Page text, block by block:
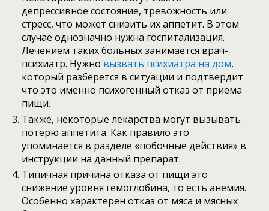
депрессивное состояние, тревожность или
стресс, что может снизить их аппетит. В этом
случае однозначно нужна госпитализация.
Лечением таких больных занимается врач-
психиатр. Нужно вызвать психиатра на дом,
который разберется в ситуации и подтвердит
что это именно психогенный отказ от приема
пищи.
Также, некоторые лекарства могут вызывать
потерю аппетита. Как правило это
упоминается в разделе «побочные действия» в
инструкции на данный препарат.
Типичная причина отказа от пищи это
снижение уровня гемоглобина, то есть анемия.
Особенно характерен отказ от мяса и мясных